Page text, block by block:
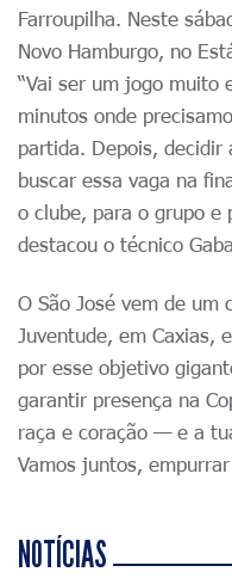
Farroupilha. Neste
Novo Hamburgo, no
“Vai ser um jogo muito
minutos onde
partida. Depois, decidir
buscar essa vaga na
o clube, para o grupo e
destacou o técnico
O São José vem de
Juventude, em Caxias,
por esse objetivo
garantir presença na
raça e coração — e a
Vamos juntos,
NOTÍCIAS